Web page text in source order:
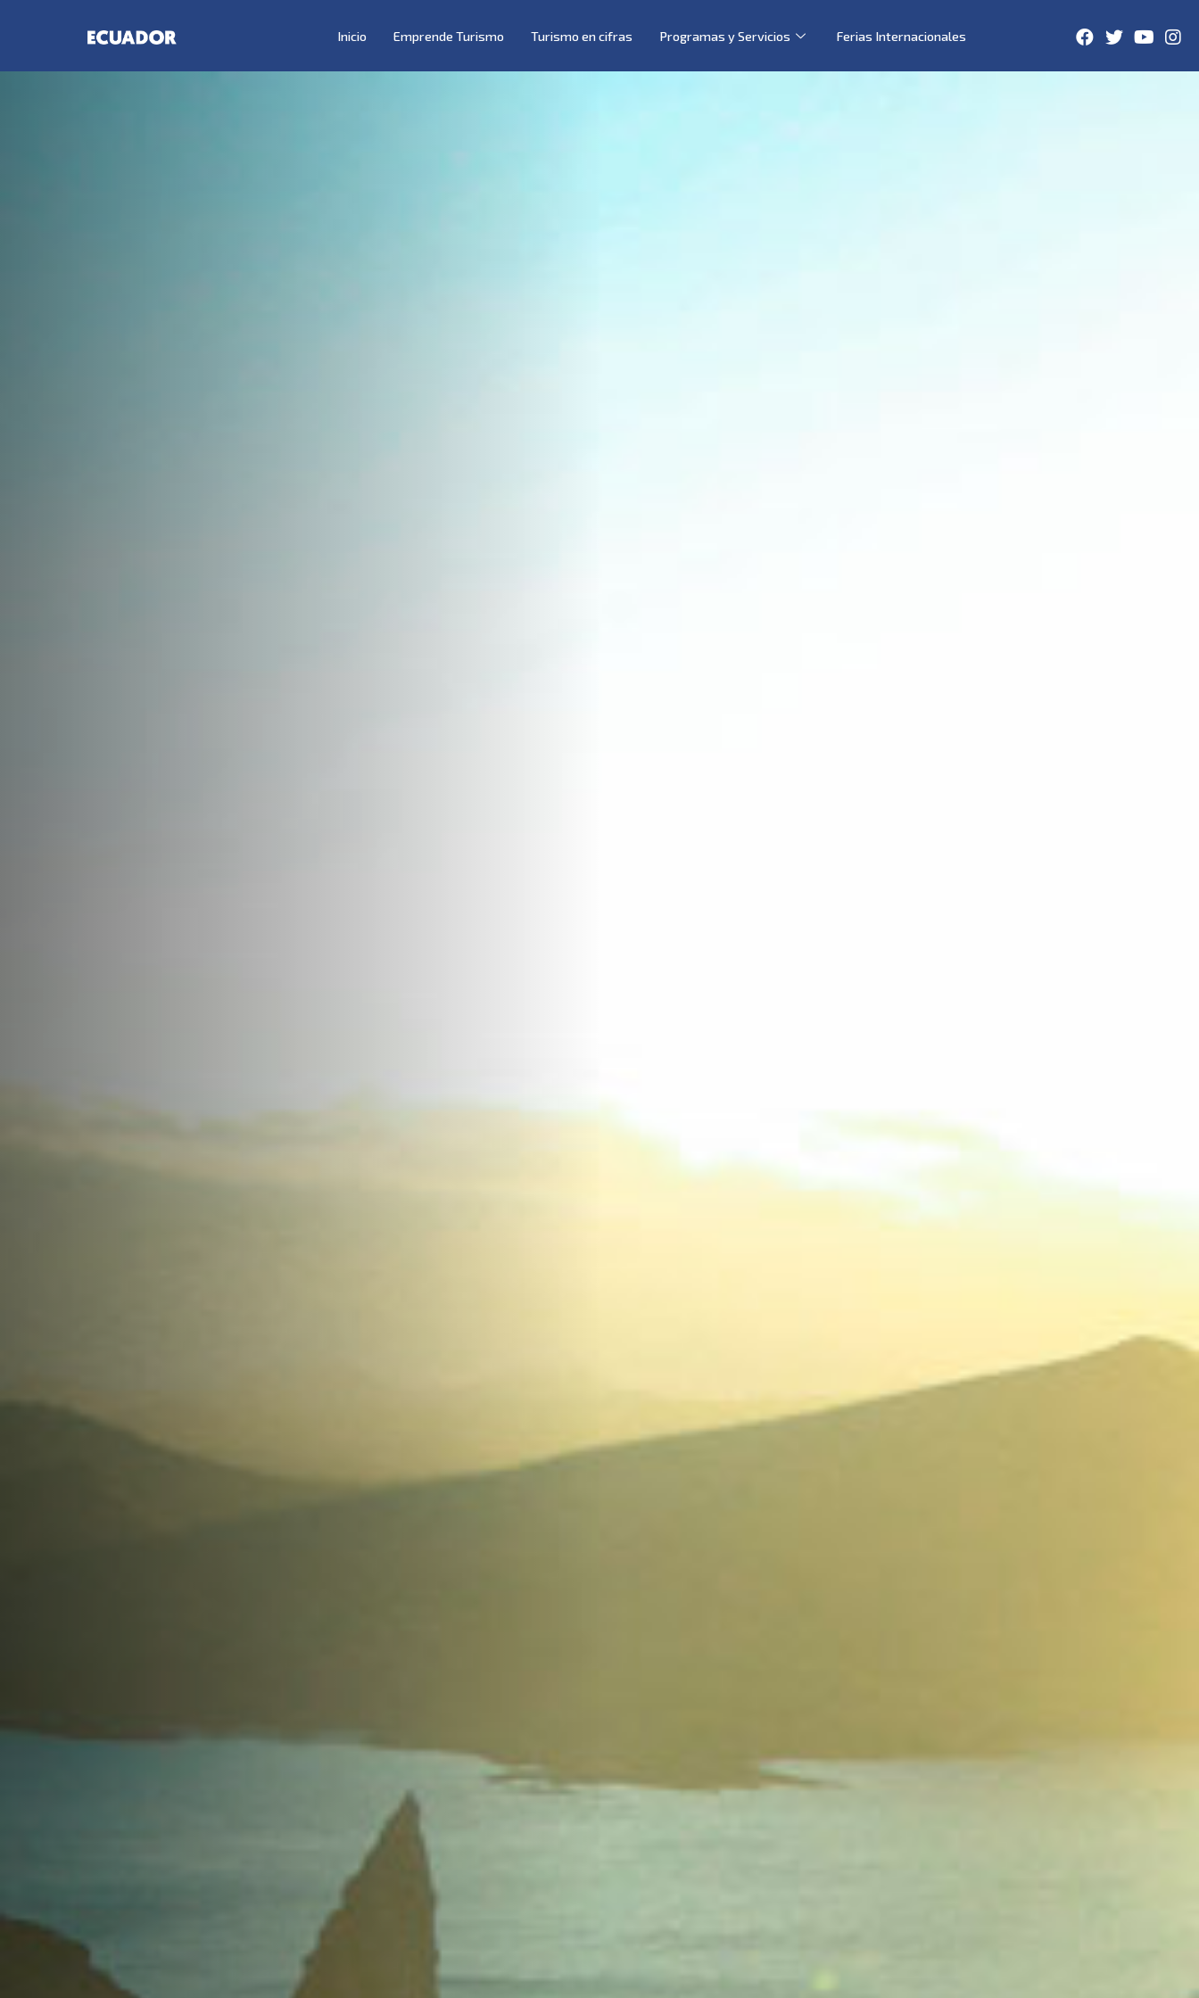
Inicio Emprende Turismo Turismo en cifras Programas y Servicios Ferias Internacionales